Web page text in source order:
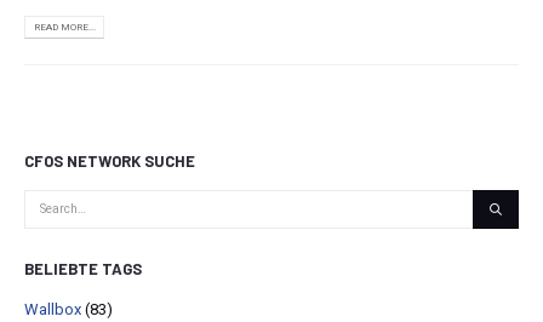
READ MORE...
CFOS NETWORK SUCHE
BELIEBTE TAGS
Wallbox (83)